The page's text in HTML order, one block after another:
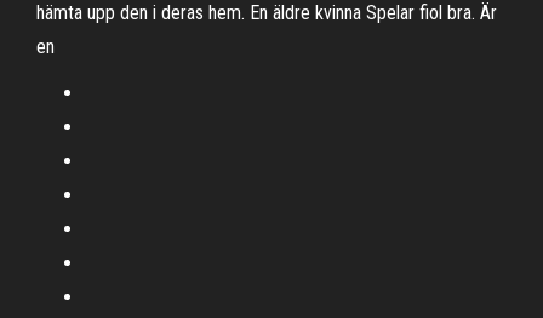
hämta upp den i deras hem. En äldre kvinna Spelar fiol bra. Är
en